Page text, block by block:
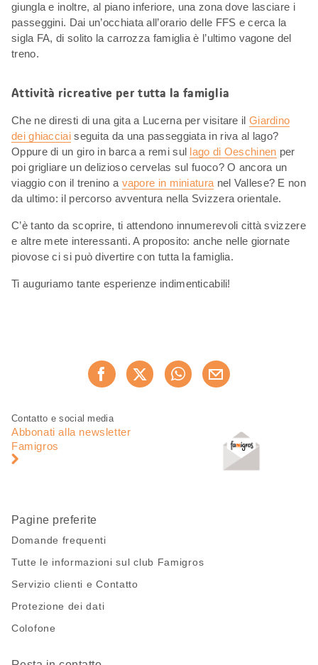
giungla e inoltre, al piano inferiore, una zona dove lasciare i
passeggini. Dai un’occhiata all’orario delle FFS e cerca la
sigla FA, di solito la carrozza famiglia è l’ultimo vagone del
treno.
Attività ricreative per tutta la famiglia
Che ne diresti di una gita a Lucerna per visitare il Giardino
dei ghiacciaiseguita da una passeggiata in riva al lago?
Oppure di un giro in barca a remi sul lago di Oeschinen per
poi grigliare un delizioso cervelas sul fuoco? O ancora un
viaggio con il trenino a vapore in miniatura nel Vallese? E non
da ultimo: il percorso avventura nella Svizzera orientale.
C’è tanto da scoprire, ti attendono innumerevoli città svizzere
e altre mete interessanti. A proposito: anche nelle giornate
piovose ci si può divertire con tutta la famiglia.
Ti auguriamo tante esperienze indimenticabili!
Consiglia ora
Piè
pagina
Navigazione
pagina
Contatto e social media
Abbonati alla newsletter
Famigros
Pagine preferite
Domande frequenti
Tutte le informazioni sul club Famigros
Servizio clienti e Contatto
Protezione dei dati
Colofone